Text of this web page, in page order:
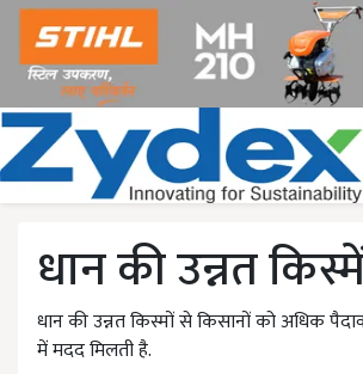
धान की उन्नत
धान की उन्नत किस्मों से किसानों को अधिक
में मदद मिलती है.